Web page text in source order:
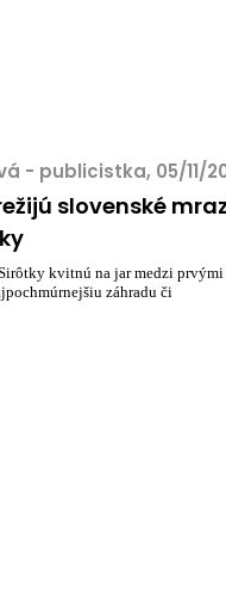
- publicistka, 05/11/
slovenské
kvitnú na jar medzi prvými
záhradu či